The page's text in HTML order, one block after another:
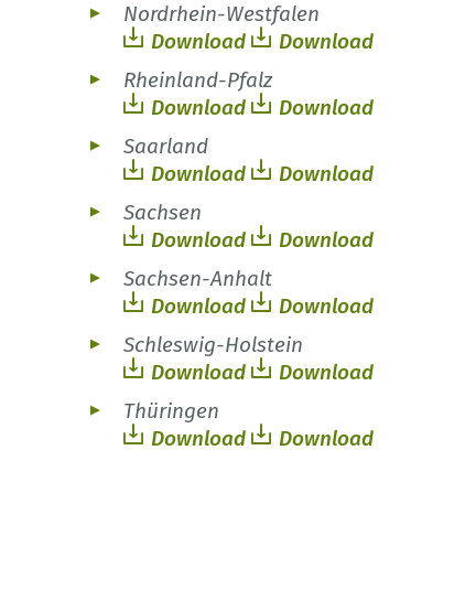
Nordrhein-Westfalen
Download
Download
Rheinland-Pfalz
Download
Download
Saarland
Download
Download
Sachsen
Download
Download
Sachsen-Anhalt
Download
Download
Schleswig-Holstein
Download
Download
Thüringen
Download
Download